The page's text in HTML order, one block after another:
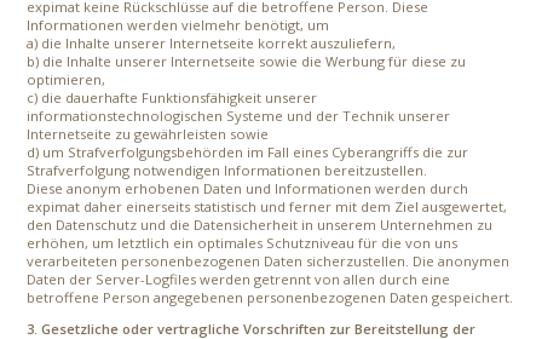
expimat keine Rückschlüsse auf die betroffene Person. Diese
Informationen werden vielmehr benötigt, um
a) die Inhalte unserer Internetseite korrekt auszuliefern,
b) die Inhalte unserer Internetseite sowie die Werbung für diese zu
optimieren,
c) die dauerhafte Funktionsfähigkeit unserer
informationstechnologischen Systeme und der Technik unserer
Internetseite zu gewährleisten sowie
d) um Strafverfolgungsbehörden im Fall eines Cyberangriffs die zur
Strafverfolgung notwendigen Informationen bereitzustellen.
Diese anonym erhobenen Daten und Informationen werden durch
expimat daher einerseits statistisch und ferner mit dem Ziel ausgewertet,
den Datenschutz und die Datensicherheit in unserem Unternehmen zu
erhöhen, um letztlich ein optimales Schutzniveau für die von uns
verarbeiteten personenbezogenen Daten sicherzustellen. Die anonymen
Daten der Server-Logfiles werden getrennt von allen durch eine
betroffene Person angegebenen personenbezogenen Daten gespeichert.
3. Gesetzliche oder vertragliche Vorschriften zur Bereitstellung der